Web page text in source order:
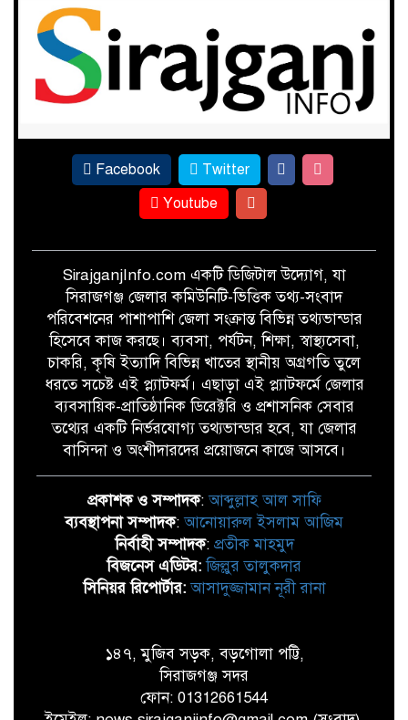
কটূক্তির প্রতিবাদে সিরাজগঞ্জে বিক্ষোভ
Facebook
Twitter
Youtube
SirajganjInfo.com একটি ডিজিটাল উদ্যোগ, যা
সিরাজগঞ্জ জেলার কমিউনিটি-ভিত্তিক তথ্য-সংবাদ
পরিবেশনের পাশাপাশি জেলা সংক্রান্ত বিভিন্ন তথ্যভান্ডার
হিসেবে কাজ করছে। ব্যবসা, পর্যটন, শিক্ষা, স্বাস্থ্যসেবা,
চাকরি, কৃষি ইত্যাদি বিভিন্ন খাতের স্থানীয় অগ্রগতি তুলে
ধরতে সচেষ্ট এই প্ল্যাটফর্ম। এছাড়া এই প্ল্যাটফর্মে জেলার
ব্যবসায়িক-প্রাতিষ্ঠানিক ডিরেক্টরি ও প্রশাসনিক সেবার
তথ্যের একটি নির্ভরযোগ্য তথ্যভান্ডার হবে, যা জেলার
বাসিন্দা ও অংশীদারদের প্রয়োজনে কাজে আসবে।
প্রকাশক ও সম্পাদক:আব্দুল্লাহ আল সাফি
ব্যবস্থাপনা সম্পাদক:আনোয়ারুল ইসলাম আজিম
নির্বাহী সম্পাদক: প্রতীক মাহমুদ
বিজনেস এডিটর: জিল্লুর তালুকদার
সিনিয়র রিপোর্টার: আসাদুজ্জামান নূরী রানা
১৪৭, মুজিব সড়ক, বড়গোলা পট্টি,
সিরাজগঞ্জ সদর
ফোন: 01312661544